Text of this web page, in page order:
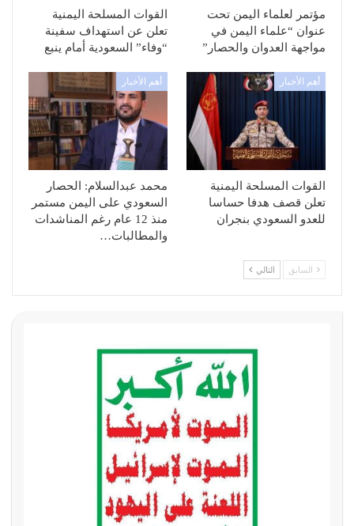
مؤتمر لعلماء اليمن تحت
عنوان “علماء اليمن في
مواجهة العدوان والحصار”
القوات المسلحة اليمنية
تعلن عن استهداف سفينة
“وفاء” السعودية أمام ينبع
أهم الأخبار
القوات المسلحة اليمنية
تعلن قصف هدفا حساسا
للعدو السعودي بنجران
أهم الأخبار
محمد عبدالسلام: الحصار
السعودي على اليمن مستمر
منذ 12 عام رغم المناشدات
والمطالبات…
السابق التالي